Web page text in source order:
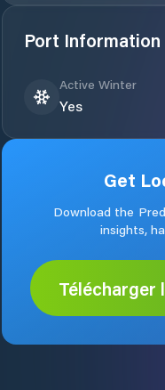
Port Information
Active Winter
Yes
Get
Download the
insights,